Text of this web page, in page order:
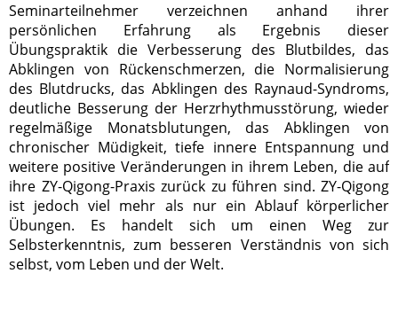
Seminarteilnehmer verzeichnen anhand ihrer
persönlichen Erfahrung als Ergebnis dieser
Übungspraktik die Verbesserung des Blutbildes, das
Abklingen von Rückenschmerzen, die Normalisierung
des Blutdrucks, das Abklingen des Raynaud-Syndroms,
deutliche Besserung der Herzrhythmusstörung, wieder
regelmäßige Monatsblutungen, das Abklingen von
chronischer Müdigkeit, tiefe innere Entspannung und
weitere positive Veränderungen in ihrem Leben, die auf
ihre ZY-Qigong-Praxis zurück zu führen sind. ZY-Qigong
ist jedoch viel mehr als nur ein Ablauf körperlicher
Übungen. Es handelt sich um einen Weg zur
Selbsterkenntnis, zum besseren Verständnis von sich
selbst, vom Leben und der Welt.